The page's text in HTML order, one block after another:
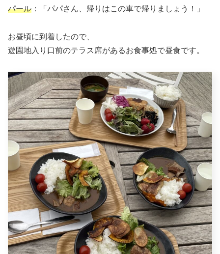
パール ：「パパさん、帰りはこの車で帰りましょう！」
お昼頃に到着したので、
遊園地入り口前のテラス席があるお食事処で昼食です。